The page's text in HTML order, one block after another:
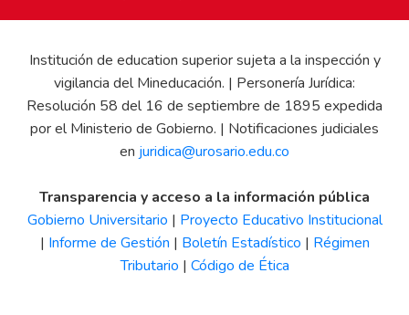
Institución de education superior sujeta a la inspección y
vigilancia del Mineducación. | Personería Jurídica:
Resolución 58 del 16 de septiembre de 1895 expedida
por el Ministerio de Gobierno. | Notificaciones judiciales
en juridica@urosario.edu.co
Transparencia y acceso a la información pública
Gobierno Universitario | Proyecto Educativo Institucional
| Informe de Gestión | Boletín Estadístico | Régimen
Tributario | Código de Ética